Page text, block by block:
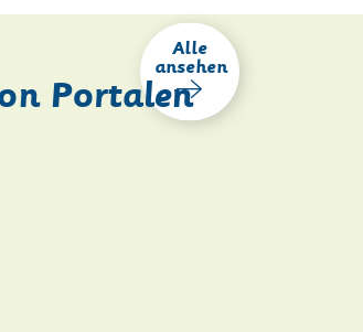
Alle
ansehen
Portalen